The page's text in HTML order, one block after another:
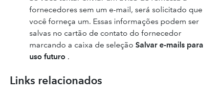
fornecedores sem um e-mail, será solicitado que
você forneça um. Essas informações podem ser
salvas no cartão de contato do fornecedor
marcando a caixa de seleção Salvar e-mails para
uso futuro .
Links relacionados